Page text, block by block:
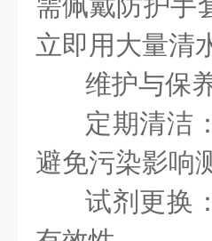
立即用大量清
维护与保
定期清洁
避免污染影响
试剂更换